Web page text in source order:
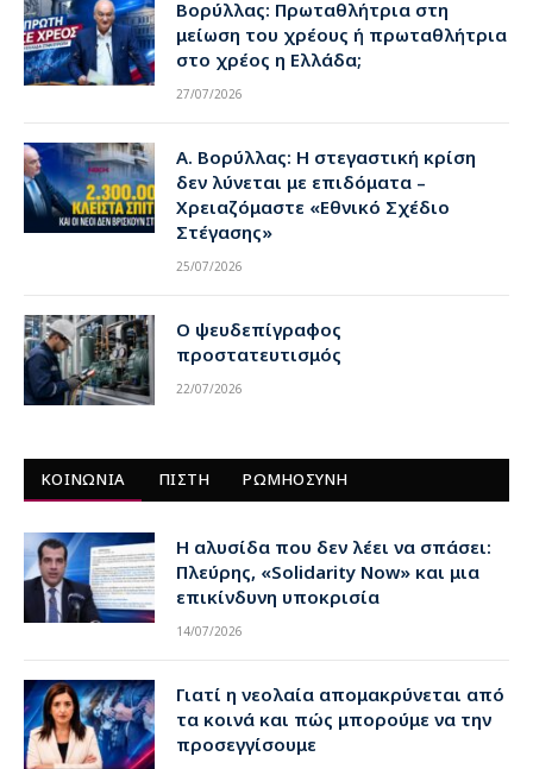
Βορύλλας: Πρωταθλήτρια στη
μείωση του χρέους ή πρωταθλήτρια
στο χρέος η Ελλάδα;
27/07/2026
Α. Βορύλλας: Η στεγαστική κρίση
δεν λύνεται με επιδόματα –
Χρειαζόμαστε «Εθνικό Σχέδιο
Στέγασης»
25/07/2026
Ο ψευδεπίγραφος
προστατευτισμός
22/07/2026
ΚΟΙΝΩΝΙΑ ΠΙΣΤΗ ΡΩΜΗΟΣΥΝΗ
Η αλυσίδα που δεν λέει να σπάσει:
Πλεύρης, «Solidarity Now» και μια
επικίνδυνη υποκρισία
14/07/2026
Γιατί η νεολαία απομακρύνεται από
τα κοινά και πώς μπορούμε να την
προσεγγίσουμε